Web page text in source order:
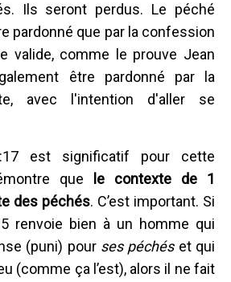
Ils seront perdus. Le péché
pardonné que par la confession
valide, comme le prouve Jean
être pardonné par la
avec l'intention d'aller se
est significatif pour cette
que
le contexte de 1
des péchés. C’est important. Si
renvoie bien à un homme qui
(puni) pour ses péchéset qui
(comme ça l’est), alors il ne fait